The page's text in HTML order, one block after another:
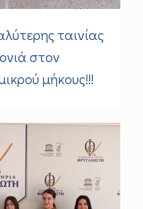
ταινίας
στον
μήκους!!!